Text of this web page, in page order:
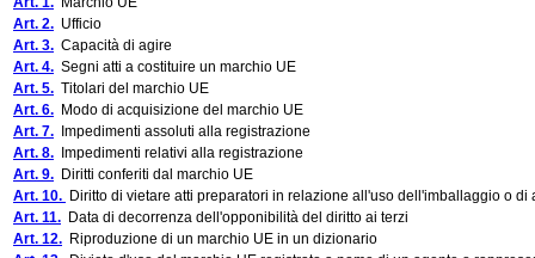
Art. 2. Ufficio
Art. 3. Capacità di agire
Art. 4. Segni atti a costituire un marchio UE
Art. 5. Titolari del marchio UE
Art. 6. Modo di acquisizione del marchio UE
Art. 7. Impedimenti assoluti alla registrazione
Art. 8. Impedimenti relativi alla registrazione
Art. 9. Diritti conferiti dal marchio UE
Art. 10. Diritto di vietare atti preparatori in relazione all'uso dell'imballaggio o di
Art. 11. Data di decorrenza dell'opponibilità del diritto ai terzi
Art. 12. Riproduzione di un marchio UE in un dizionario